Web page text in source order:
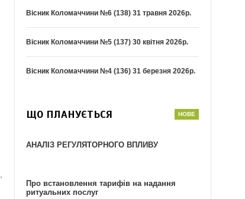
Вісник Коломаччини №6 (138) 31 травня 2026р.
Вісник Коломаччини №5 (137) 30 квітня 2026р.
Вісник Коломаччини №4 (136) 31 березня 2026р.
ЩО ПЛАНУЄТЬСЯ
АНАЛІЗ РЕГУЛЯТОРНОГО ВПЛИВУ
Про встановлення тарифів на надання
ритуальних послуг